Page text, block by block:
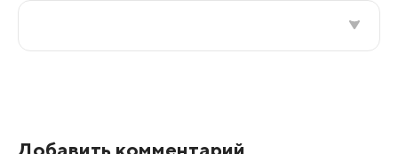
Добавить комментарий